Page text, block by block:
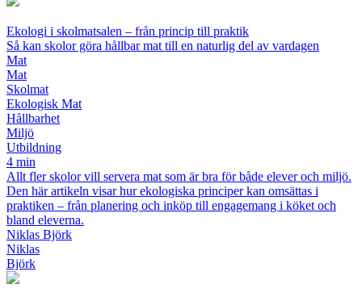
Ekologi i skolmatsalen – från princip till praktik
Så kan skolor göra hållbar mat till en naturlig del av vardagen
Mat
Mat
Skolmat
Ekologisk Mat
Hållbarhet
Miljö
Utbildning
4 min
Allt fler skolor vill servera mat som är bra för både elever och miljö.
Den här artikeln visar hur ekologiska principer kan omsättas i
praktiken – från planering och inköp till engagemang i köket och
bland eleverna.
Niklas Björk
Niklas
Björk